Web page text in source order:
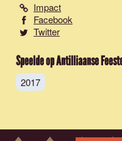
Impact
Facebook
Twitter
Speelde op Antilliaanse
2017